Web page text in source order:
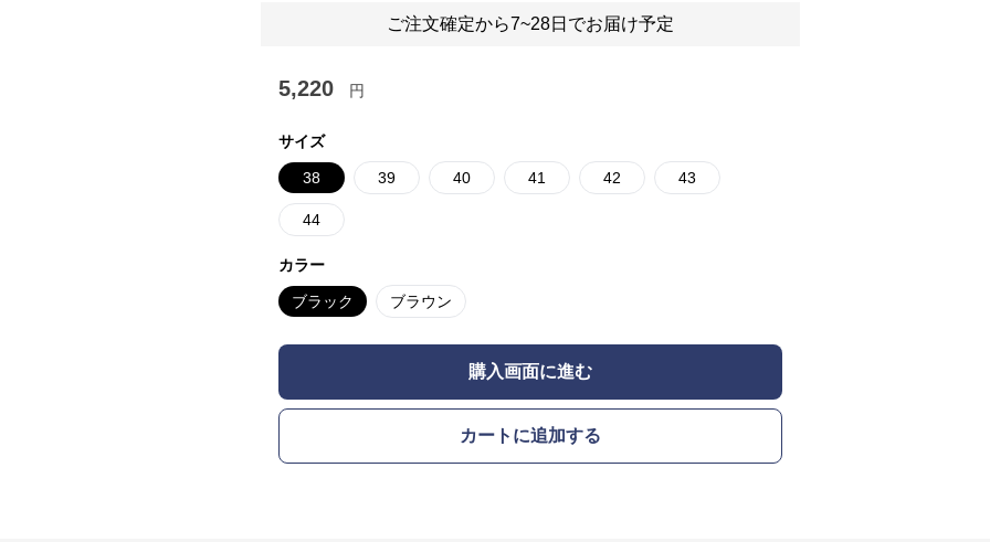
ご注文確定から7~28日でお届け予定
5,220 円
サイズ
38 39 40 41 42 43
44
カラー
ブラック ブラウン
購入画面に進む
カートに追加する